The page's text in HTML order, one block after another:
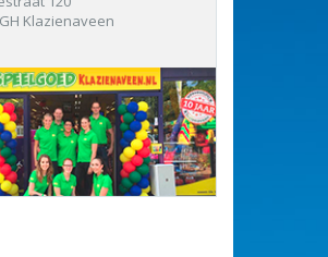
Klazienaveen